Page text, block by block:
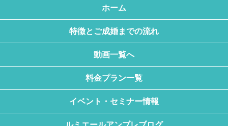
ホーム
特徴とご成婚までの流れ
動画一覧へ
料金プラン一覧
イベント・セミナー情報